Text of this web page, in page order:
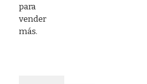
para
vender
más.